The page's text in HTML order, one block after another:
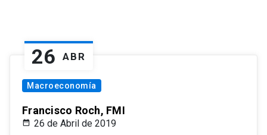
26 ABR
Macroeconomía
Francisco Roch, FMI
26 de Abril de 2019